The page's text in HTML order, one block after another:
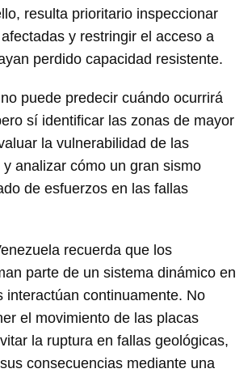
resulta prioritario inspeccionar
y restringir el acceso a
perdido capacidad resistente.
puede predecir cuándo ocurrirá
sí identificar las zonas de mayor
la vulnerabilidad de las
analizar cómo un gran sismo
de esfuerzos en las fallas
recuerda que los
parte de un sistema dinámico en
interactúan continuamente. No
el movimiento de las placas
la ruptura en fallas geológicas,
consecuencias mediante una